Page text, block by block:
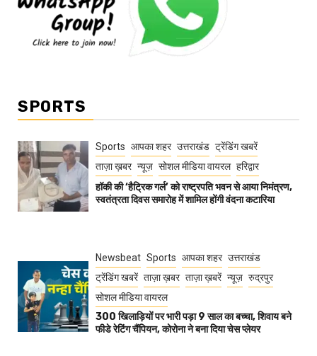
SPORTS
Sports आपका शहर उत्तराखंड ट्रेंडिंग खबरें
ताज़ा ख़बर न्यूज़ सोशल मीडिया वायरल हरिद्वार
हॉकी की ‘हैट्रिक गर्ल’ को राष्ट्रपति भवन से आया निमंत्रण,
स्वतंत्रता दिवस समारोह में शामिल होंगी वंदना कटारिया
Newsbeat Sports आपका शहर उत्तराखंड
ट्रेंडिंग खबरें ताज़ा ख़बर ताज़ा ख़बरें न्यूज़ रुद्रपुर
सोशल मीडिया वायरल
300 खिलाड़ियों पर भारी पड़ा 9 साल का बच्चा, शिवाय बने
फीडे रेटिंग चैंपियन, कोरोना ने बना दिया चेस प्लेयर